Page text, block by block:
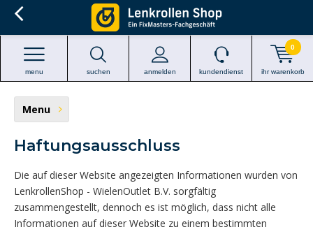
suchen anmelden
menu kundendienst ihr warenkorb
0
Menu
Haftungsausschluss
Die auf dieser Website angezeigten Informationen wurden von
LenkrollenShop - WielenOutlet B.V. sorgfältig
zusammengestellt, dennoch es ist möglich, dass nicht alle
Informationen auf dieser Website zu einem bestimmten